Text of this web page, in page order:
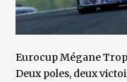
Eurocup Mégane
Deux poles, deux